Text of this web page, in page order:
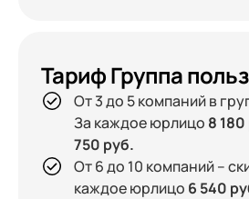
Тариф Группа
От 3 до 5 компаний в
За каждое юрлицо 8
750 руб.
От 6 до 10 компаний –
каждое юрлицо 6 540